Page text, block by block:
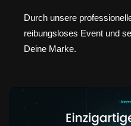
Durch unsere
reibungsloses Event und
Deine Marke.